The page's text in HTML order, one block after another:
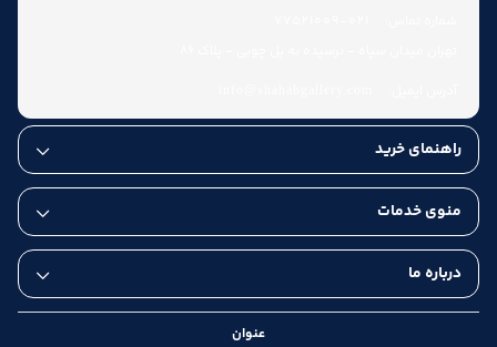
راهنمای خرید
منوی خدمات
درباره ما
عنوان